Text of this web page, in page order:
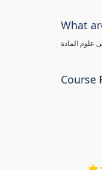
What
المادة
Course